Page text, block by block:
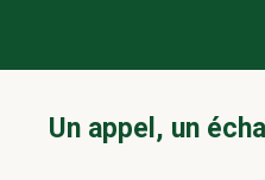
Un appel, un